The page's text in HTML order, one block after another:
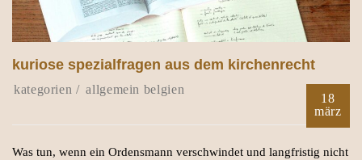
kuriose spezialfragen aus dem kirchenrecht
allgemein belgien
18
märz
Was tun, wenn ein Ordensmann verschwindet und langfristig nicht